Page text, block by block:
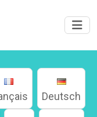
Deutsch